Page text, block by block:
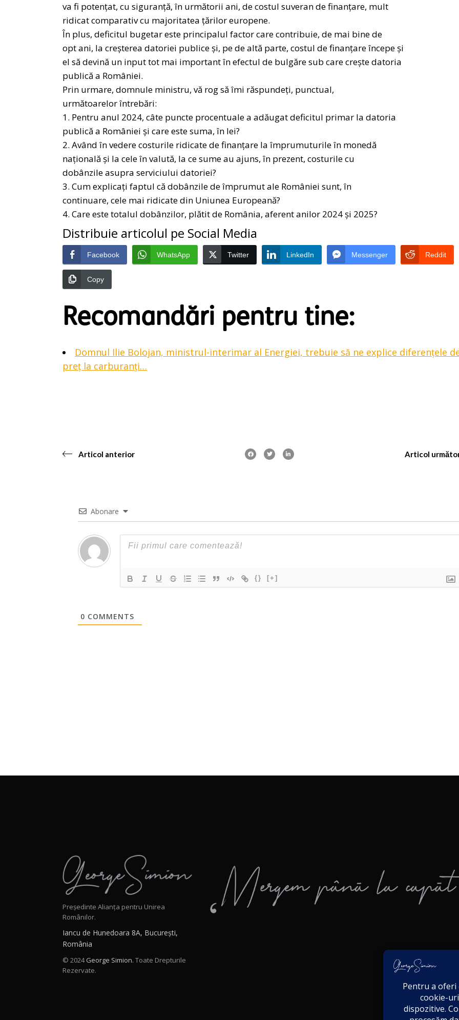
va fi potențat, cu siguranță, în următorii ani, de costul suveran de finanțare, mult
ridicat comparativ cu majoritatea țărilor europene.
În plus, deficitul bugetar este principalul factor care contribuie, de mai bine de
opt ani, la creșterea datoriei publice și, pe de altă parte, costul de finanțare începe și
el să devină un input tot mai important în efectul de bulgăre sub care crește datoria
publică a României.
Prin urmare, domnule ministru, vă rog să îmi răspundeți, punctual,
următoarelor întrebări:
1. Pentru anul 2024, câte puncte procentuale a adăugat deficitul primar la datoria
publică a României și care este suma, în lei?
2. Având în vedere costurile ridicate de finanțare la împrumuturile în monedă
națională și la cele în valută, la ce sume au ajuns, în prezent, costurile cu
dobânzile asupra serviciului datoriei?
3. Cum explicați faptul că dobânzile de împrumut ale României sunt, în
continuare, cele mai ridicate din Uniunea Europeană?
4. Care este totalul dobânzilor, plătit de România, aferent anilor 2024 și 2025?
Distribuie articolul pe Social Media
Facebook WhatsApp Twitter LinkedIn Messenger Reddit
Copy
Recomandări pentru tine:
Domnul Ilie Bolojan, ministrul-interimar al Energiei, trebuie să ne explice diferențele
preț la carburanți…
Articol anterior Articol
Abonare
{} [+]
0 COMMENTS
Președinte Alianța pentru Unirea
Românilor.
Iancu de Hunedoara 8A, București,
România
© 2024George Simion. Toate Drepturile
Rezervate.